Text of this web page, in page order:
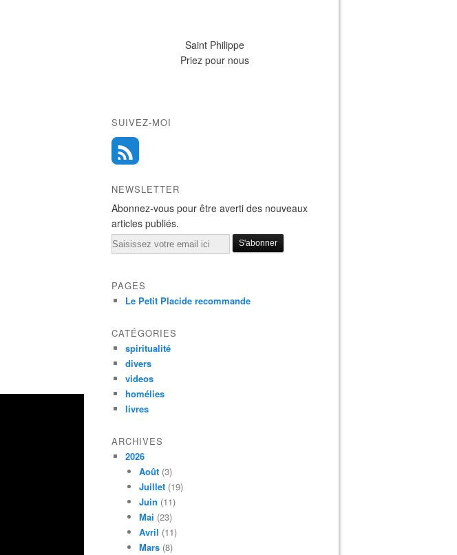
Saint Philippe
Priez pour nous
SUIVEZ-MOI
NEWSLETTER
Abonnez-vous pour être averti des nouveaux
articles publiés.
Email
PAGES
Le Petit Placide recommande
CATÉGORIES
spiritualité
divers
videos
homélies
livres
ARCHIVES
2026
Août (3)
Juillet (19)
Juin (11)
Mai (23)
Avril (11)
Mars (8)